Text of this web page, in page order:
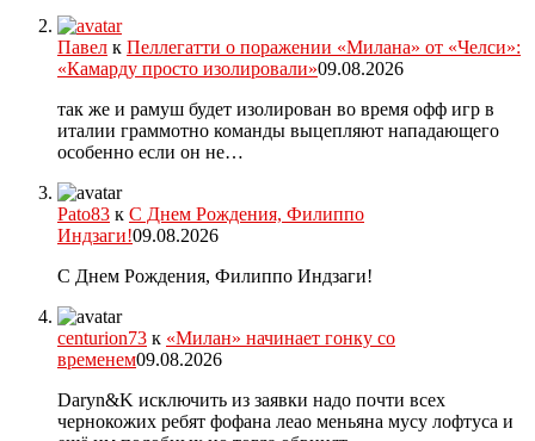
Павел к Пеллегатти о поражении «Милана» от «Челси»:
«Камарду просто изолировали»09.08.2026
так же и рамуш будет изолирован во время офф игр в
италии граммотно команды выцепляют нападающего
особенно если он не…
Pato83 к С Днем Рождения, Филиппо
Индзаги!09.08.2026
С Днем Рождения, Филиппо Индзаги!
centurion73 к «Милан» начинает гонку со
временем09.08.2026
Daryn&K исключить из заявки надо почти всех
чернокожих ребят фофана леао меньяна мусу лофтуса и